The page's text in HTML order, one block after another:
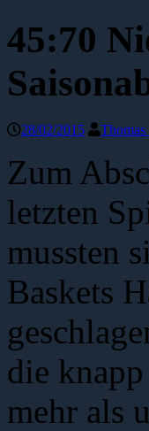
45:70
28/02/2015
Zum
letzten
mussten
Baskets
die
mehr als